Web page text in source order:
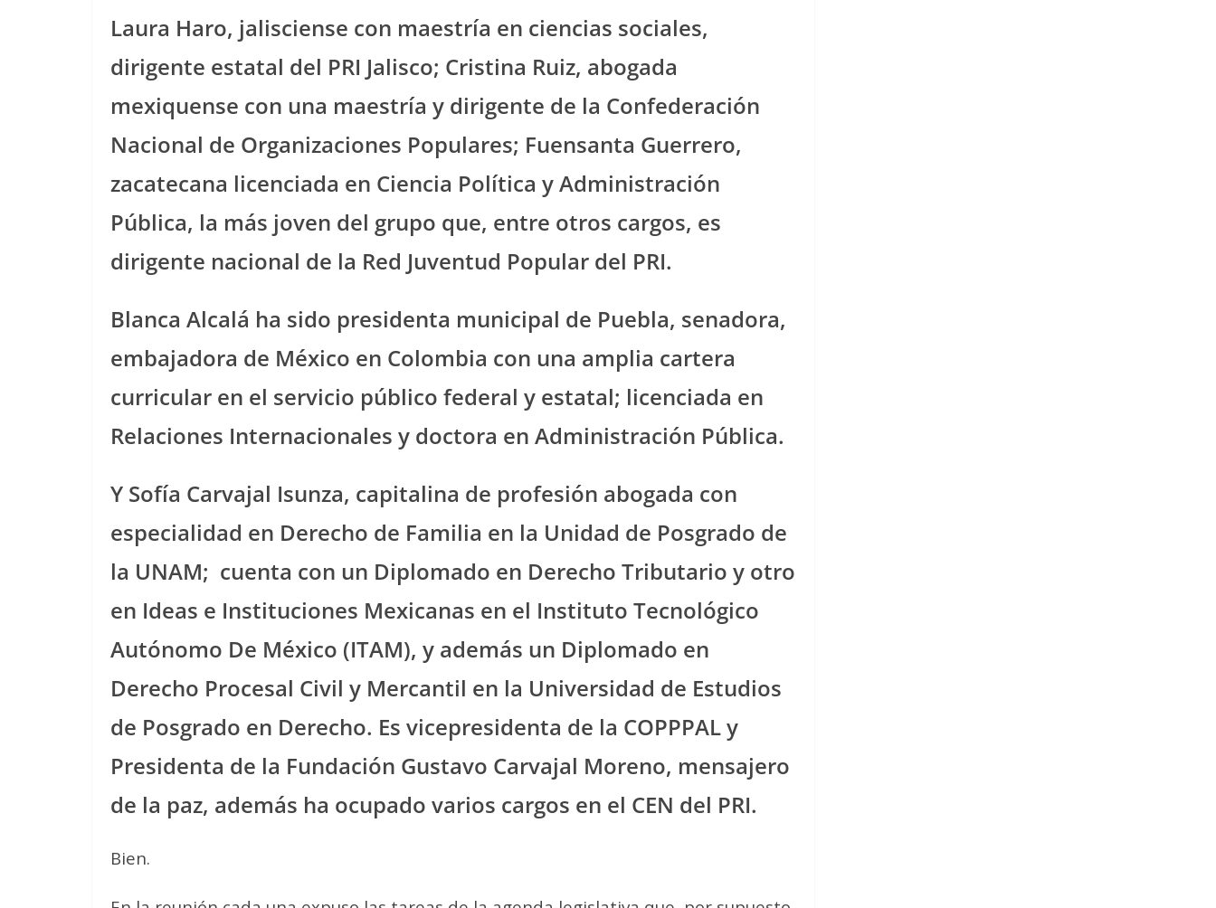
Laura Haro, jalisciense con maestría en ciencias sociales,
dirigente estatal del PRI Jalisco; Cristina Ruiz, abogada
mexiquense con una maestría y dirigente de la Confederación
Nacional de Organizaciones Populares; Fuensanta Guerrero,
zacatecana licenciada en Ciencia Política y Administración
Pública, la más joven del grupo que, entre otros cargos, es
dirigente nacional de la Red Juventud Popular del PRI.
Blanca Alcalá ha sido presidenta municipal de Puebla, senadora,
embajadora de México en Colombia con una amplia cartera
curricular en el servicio público federal y estatal; licenciada en
Relaciones Internacionales y doctora en Administración Pública.
Y Sofía Carvajal Isunza, capitalina de profesión abogada con
especialidad en Derecho de Familia en la Unidad de Posgrado de
la UNAM; cuenta con un Diplomado en Derecho Tributario y otro
en Ideas e Instituciones Mexicanas en el Instituto Tecnológico
Autónomo De México (ITAM), y además un Diplomado en
Derecho Procesal Civil y Mercantil en la Universidad de Estudios
de Posgrado en Derecho. Es vicepresidenta de la COPPPAL y
Presidenta de la Fundación Gustavo Carvajal Moreno, mensajero
de la paz, además ha ocupado varios cargos en el CEN del PRI.
Bien.